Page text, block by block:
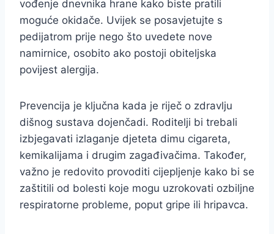
vođenje dnevnika hrane kako biste pratili
moguće okidače. Uvijek se posavjetujte s
pedijatrom prije nego što uvedete nove
namirnice, osobito ako postoji obiteljska
povijest alergija.
Prevencija je ključna kada je riječ o zdravlju
dišnog sustava dojenčadi. Roditelji bi trebali
izbjegavati izlaganje djeteta dimu cigareta,
kemikalijama i drugim zagađivačima. Također,
važno je redovito provoditi cijepljenje kako bi se
zaštitili od bolesti koje mogu uzrokovati ozbiljne
respiratorne probleme, poput gripe ili hripavca.